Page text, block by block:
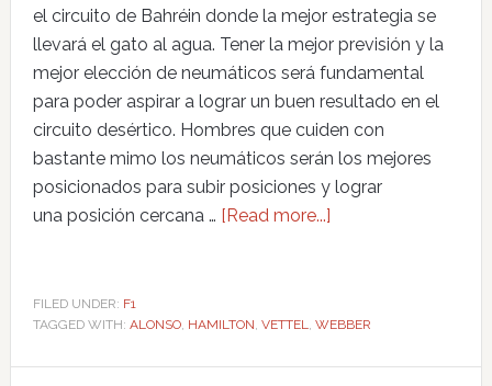
el circuito de Bahréin donde la mejor estrategia se
llevará el gato al agua. Tener la mejor previsión y la
mejor elección de neumáticos será fundamental
para poder aspirar a lograr un buen resultado en el
circuito desértico. Hombres que cuiden con
bastante mimo los neumáticos serán los mejores
posicionados para subir posiciones y lograr
una posición cercana … [Read more...]
FILED UNDER: F1
TAGGED WITH: ALONSO, HAMILTON, VETTEL, WEBBER